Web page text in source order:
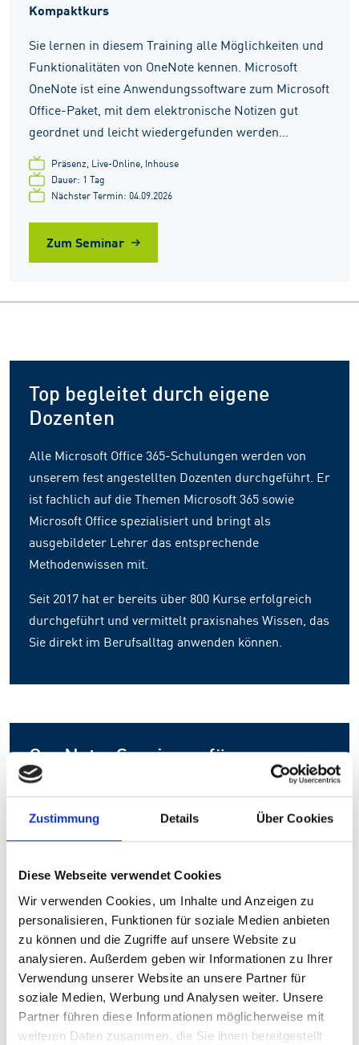
Zustimmung Details Über Cookies
Diese Webseite verwendet Cookies
Wir verwenden Cookies, um Inhalte und Anzeigen zu
personalisieren, Funktionen für soziale Medien anbieten
zu können und die Zugriffe auf unsere Website zu
analysieren. Außerdem geben wir Informationen zu Ihrer
Verwendung unserer Website an unsere Partner für
soziale Medien, Werbung und Analysen weiter. Unsere
Partner führen diese Informationen möglicherweise mit
weiteren Daten zusammen, die Sie ihnen bereitgestellt
Kompaktkurs
Sie lernen in diesem Training alle Möglichkeiten und
Funktionalitäten von OneNote kennen. Microsoft
OneNote ist eine Anwendungssoftware zum Microsoft
Office-Paket, mit dem elektronische Notizen gut
geordnet und leicht wiedergefunden werden...
Präsenz, Live-Online, Inhouse
Dauer: 1 Tag
Nächster Termin: 04.09.2026
Zum Seminar
Top begleitet durch eigene
Dozenten
Alle Microsoft Office 365-Schulungen werden von
unserem fest angestellten Dozenten durchgeführt. Er
ist fachlich auf die Themen Microsoft 365 sowie
Microsoft Office spezialisiert und bringt als
ausgebildeter Lehrer das entsprechende
Methodenwissen mit.
Seit 2017 hat er bereits über 800 Kurse erfolgreich
durchgeführt und vermittelt praxisnahes Wissen, das
Sie direkt im Berufsalltag anwenden können.
OneNote-Seminare für
Unternehmen
Gerne führen wir unsere OneNote-Kurse auch vor Ort
in Ihrem Unternehmen durch. Nutzen Sie Ihre eigne
sparen Sie Zeit und Kosten durch den Wegfall von
Anfahrtswegen und eventuellen Übernachtungen.
Jetzt Firmenseminar anfragen